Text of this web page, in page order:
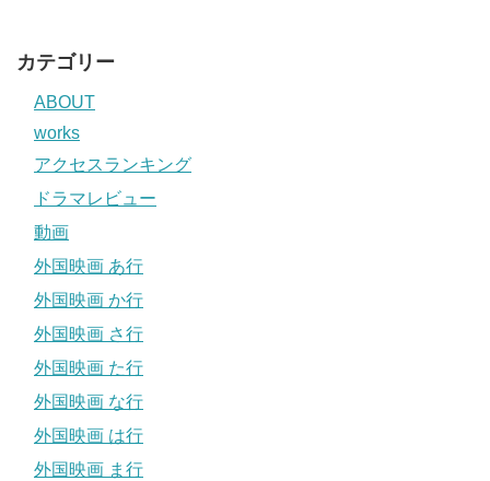
カテゴリー
ABOUT
works
アクセスランキング
ドラマレビュー
動画
外国映画 あ行
外国映画 か行
外国映画 さ行
外国映画 た行
外国映画 な行
外国映画 は行
外国映画 ま行